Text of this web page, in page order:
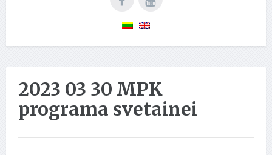
2023 03 30 MPK
programa svetainei